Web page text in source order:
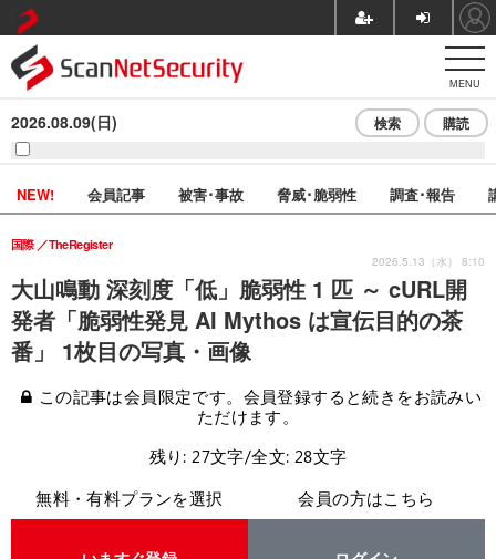
MENU
2026.08.09(日) 検索 購読
NEW! 会員記事 被害･事故 脅威･脆弱性 調査･報告
大山鳴動 深刻度「低」脆弱性 1 匹 ～ cURL開
発者「脆弱性発見 AI Mythos は宣伝目的の茶
番」 1枚目の写真・画像
国際 TheRegister
2026.5.13（水） 8:10
この記事は会員限定です。会員登録すると続きをお読みい
ただけます。
残り: 27文字/全文: 28文字
無料・有料プランを選択
会員の方はこちら